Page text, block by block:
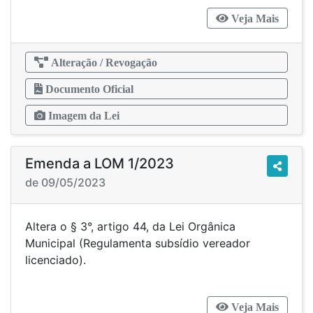
Veja Mais
Alteração / Revogação
Documento Oficial
Imagem da Lei
Emenda a LOM 1/2023
de 09/05/2023
Altera o § 3°, artigo 44, da Lei Orgânica
Municipal (Regulamenta subsídio vereador
licenciado).
Veja Mais